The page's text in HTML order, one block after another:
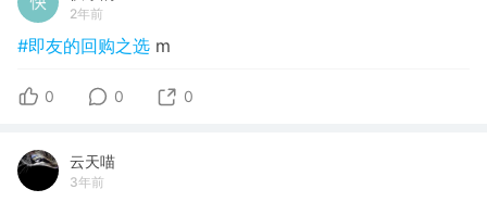
2年前
#即友的回购之选 m
0 0 0
云天喵
3年前